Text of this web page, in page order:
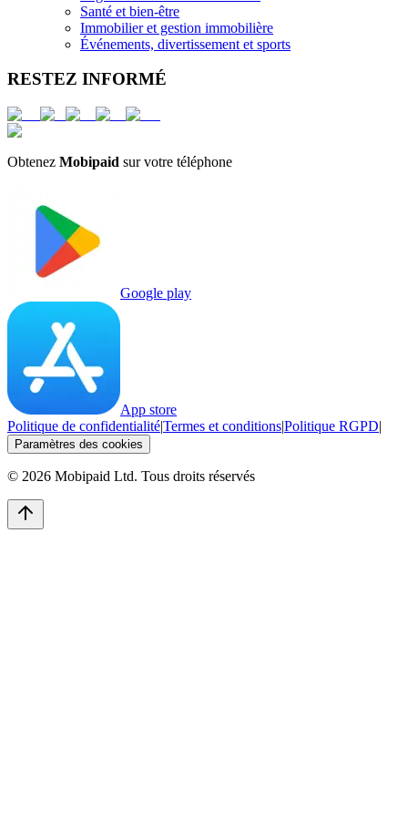
Santé et bien-être
Immobilier et gestion immobilière
Événements, divertissement et sports
RESTEZ INFORMÉ
Obtenez Mobipaid sur votre téléphone
Google play
App store
Politique de confidentialité|Termes et conditions|Politique RGPD|
Paramètres des cookies
© 2026 Mobipaid Ltd. Tous droits réservés